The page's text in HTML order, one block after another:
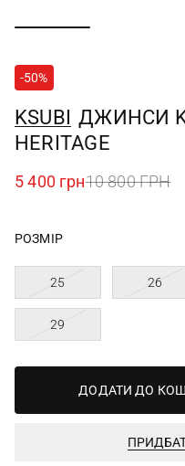
-50%
KSUBI ДЖИНСИ
HERITAGE
5 400 грн10 800 ГРН
РОЗМІР
25 26
29
ДОДАТИ ДО